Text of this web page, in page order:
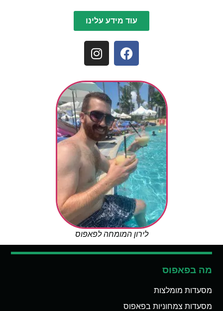
עוד מידע עלינו
לירון המומחה לפאפוס
מה בפאפוס
מסעדות מומלצות
מסעדות צמחוניות בפאפוס